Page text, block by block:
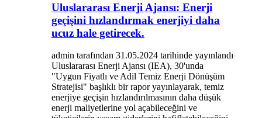
Uluslararası Enerji Ajansı: Enerji
geçişini hızlandırmak enerjiyi daha
ucuz hale getirecek.
admin tarafından 31.05.2024 tarihinde yayınlandı
Uluslararası Enerji Ajansı (IEA), 30'unda
"Uygun Fiyatlı ve Adil Temiz Enerji Dönüşüm
Stratejisi" başlıklı bir rapor yayınlayarak, temiz
enerjiye geçişin hızlandırılmasının daha düşük
enerji maliyetlerine yol açabileceğini ve